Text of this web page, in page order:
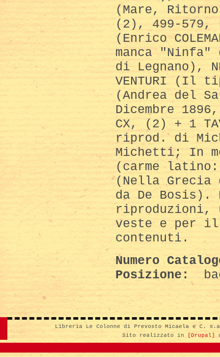
(Mare,
(2), 499-579,
(Enrico
manca "Ninfa"
di Legnano),
VENTURI (Il
(Andrea del
Dicembre
CX, (2) + 1
riprod. di
Michetti; In
(carme latino:
(Nella Grecia
da De Bosis).
riproduzioni,
veste e per
contenuti.
Numero
Posizione:
Libreria Le Colonne di Prevosto Micaela e C.
Sito realizzato in
[Drupal]